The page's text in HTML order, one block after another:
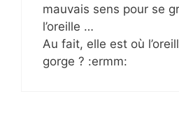
mauvais sens pour se
l’oreille …
Au fait, elle est où
gorge ? :ermm: